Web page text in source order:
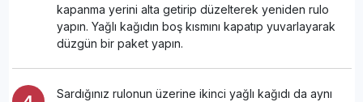
kapanma yerini alta getirip düzelterek yeniden rulo
yapın. Yağlı kağıdın boş kısmını kapatıp yuvarlayarak
düzgün bir paket yapın.
Sardığınız rulonun üzerine ikinci yağlı kağıdı da aynı